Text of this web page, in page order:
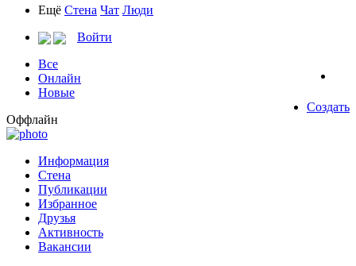
Ещё Стена Чат Люди
Войти
Все
Онлайн
Новые
Создать
Оффлайн
Информация
Стена
Публикации
Избранное
Друзья
Активность
Вакансии